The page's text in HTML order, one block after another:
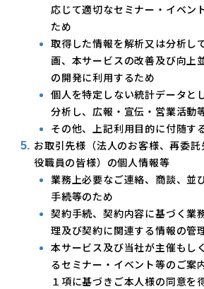
応じて適切なセミナー・イベン
ため
取得した情報を解析又は分析し
画、本サービスの改善及び向上
の開発に利用するため
個人を特定しない統計データと
分析し、広報・宣伝・営業活動
その他、上記利用目的に付随す
お取引先様（法人のお客様、再委
役職員の皆様）の個人情報等
業務上必要なご連絡、商談、並
手続等のため
契約手続、契約内容に基づく業
理及び契約に関連する情報の管
本サービス及び当社が主催もし
るセミナー・イベント等のご案
１項に基づきご本人様の同意を